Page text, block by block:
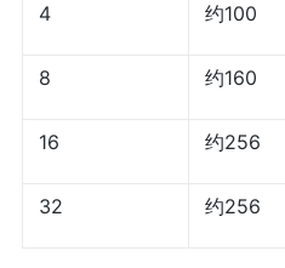
4 约100
8 约160
16 约256
32 约256